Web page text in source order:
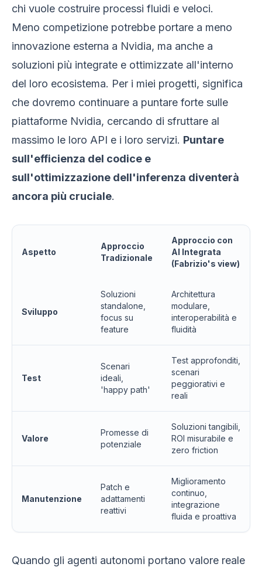
chi vuole costruire processi fluidi e veloci.
Meno competizione potrebbe portare a meno
innovazione esterna a Nvidia, ma anche a
soluzioni più integrate e ottimizzate all'interno
del loro ecosistema. Per i miei progetti, significa
che dovremo continuare a puntare forte sulle
piattaforme Nvidia, cercando di sfruttare al
massimo le loro API e i loro servizi. Puntare
sull'efficienza del codice e
sull'ottimizzazione dell'inferenza diventerà
ancora più cruciale.
Aspetto
Approccio
Tradizionale
Approccio con
AI Integrata
(Fabrizio's view)
Sviluppo
Soluzioni
standalone,
focus su
feature
Architettura
modulare,
interoperabilità e
fluidità
Test
Scenari
ideali,
'happy path'
Test approfonditi,
scenari
peggiorativi e
reali
Valore
Promesse di
potenziale
Soluzioni tangibili,
ROI misurabile e
zero friction
Manutenzione
Patch e
adattamenti
reattivi
Miglioramento
continuo,
integrazione
fluida e proattiva
Quando gli agenti autonomi portano valore reale